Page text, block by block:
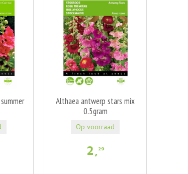
Althaea antwerp stars mix
0.5gram
2,29
Op voorraad